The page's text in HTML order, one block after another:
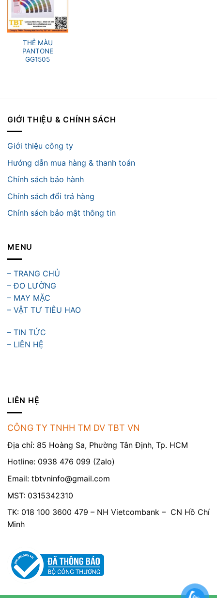
THẺ MÀU
PANTONE
GG1505
GIỚI THIỆU & CHÍNH SÁCH
Giới thiệu công ty
Hướng dẫn mua hàng & thanh toán
Chính sách bảo hành
Chính sách đổi trả hàng
Chính sách bảo mật thông tin
MENU
– TRANG CHỦ
– ĐO LƯỜNG
– MAY MẶC
– VẬT TƯ TIÊU HAO
– TIN TỨC
– LIÊN HỆ
LIÊN HỆ
CÔNG TY TNHH TM DV TBT VN
Địa chỉ: 85 Hoàng Sa, Phường Tân Định, Tp. HCM
Hotline: 0938 476 099 (Zalo)
Email: tbtvninfo@gmail.com
MST: 0315342310
TK: 018 100 3600 479 – NH Vietcombank – CN Hồ Chí
Minh